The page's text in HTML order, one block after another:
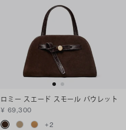
ロミー スエード スモール バウレット
¥ 69,300
+2